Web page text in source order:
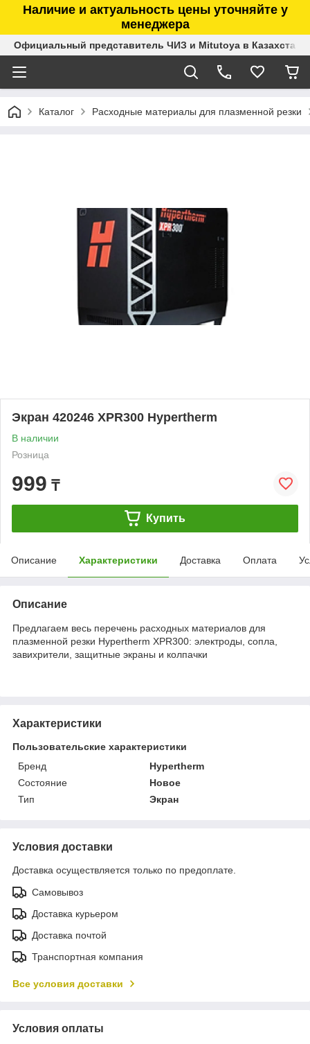
Наличие и актуальность цены уточняйте у
менеджера
Официальный представитель ЧИЗ и Mitutoya в Казахстане
Каталог Расходные материалы для плазменной резки
Экран 420246 XPR300 Hypertherm
В наличии
Розница
999 ₸
Купить
Описание Характеристики Доставка Оплата
Описание
Предлагаем весь перечень расходных материалов для
плазменной резки Hypertherm XPR300: электроды, сопла,
завихрители, защитные экраны и колпачки
Характеристики
Пользовательские характеристики
Бренд
Hypertherm
Состояние
Новое
Тип
Экран
Условия доставки
Доставка осуществляется только по предоплате.
Самовывоз
Доставка курьером
Доставка почтой
Транспортная компания
Все условия доставки
Условия оплаты